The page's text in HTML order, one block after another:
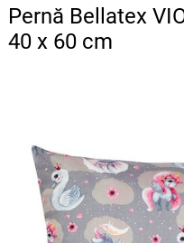
Pernă Bellatex
40 x 60 cm